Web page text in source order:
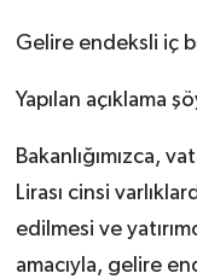
Gelire endeksli iç
Yapılan açıklama
Bakanlığımızca,
Lirası cinsi
edilmesi ve
amacıyla, gelire